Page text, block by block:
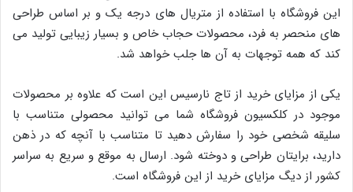
این فروشگاه با استفاده از متریال های درجه یک و بر اساس طراحی
های منحصر به فرد، محصولات حجاب خاص و بسیار زیبایی تولید می
کند که همه توجهات به آن ها جلب خواهد شد.
یکی از مزایای خرید از تاج نارسیس این است که علاوه بر محصولات
موجود در کلکسیون فروشگاه شما می توانید محصولی متناسب با
سلیقه شخصی خود را سفارش دهید تا متناسب با آنچه که در ذهن
دارید، برایتان طراحی و دوخته شود. ارسال به موقع و سریع به سراسر
کشور از دیگ مزایای خرید از این فروشگاه است.